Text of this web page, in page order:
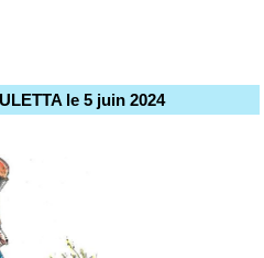
le 5 juin 2024